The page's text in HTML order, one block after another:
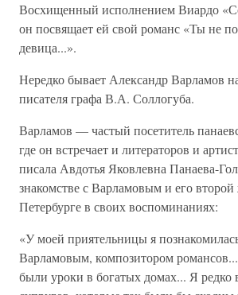
Восхищенный исполнением Виардо
он посвящает ей свой романс «Ты не
девица...».
Нередко бывает Александр Варламов
писателя графа В.А. Соллогуба.
Варламов — частый посетитель
где он встречает и литераторов и
писала Авдотья Яковлевна Панаева-
знакомстве с Варламовым и его
Петербурге в своих воспоминаниях:
«У моей приятельницы я
Варламовым, композитором
были уроки в богатых домах... Я редко